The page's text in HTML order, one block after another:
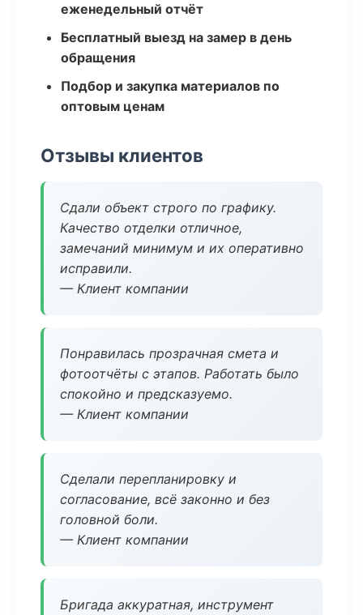
еженедельный отчёт
Бесплатный выезд на замер в день
обращения
Подбор и закупка материалов по
оптовым ценам
Отзывы клиентов
Сдали объект строго по графику.
Качество отделки отличное,
замечаний минимум и их оперативно
исправили.
— Клиент компании
Понравилась прозрачная смета и
фотоотчёты с этапов. Работать было
спокойно и предсказуемо.
— Клиент компании
Сделали перепланировку и
согласование, всё законно и без
головной боли.
— Клиент компании
Бригада аккуратная, инструмент